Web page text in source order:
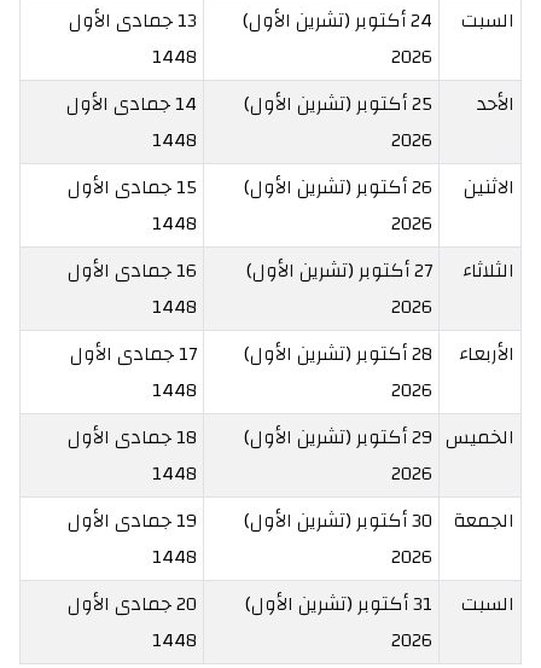
السبت
24 أكتوبر (تشرين الأول)
2026
13 جمادى الأول
1448
الأحد
25 أكتوبر (تشرين الأول)
2026
14 جمادى الأول
1448
الاثنين
26 أكتوبر (تشرين الأول)
2026
15 جمادى الأول
1448
الثلاثاء
27 أكتوبر (تشرين الأول)
2026
16 جمادى الأول
1448
الأربعاء
28 أكتوبر (تشرين الأول)
2026
17 جمادى الأول
1448
الخميس
29 أكتوبر (تشرين الأول)
2026
18 جمادى الأول
1448
الجمعة
30 أكتوبر (تشرين الأول)
2026
19 جمادى الأول
1448
السبت
31 أكتوبر (تشرين الأول)
2026
20 جمادى الأول
1448